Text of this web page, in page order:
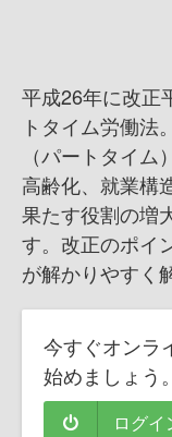
平成26年に改正
トタイム労働法
（パートタイ
高齢化、就業構
果たす役割の増
す。改正のポイ
が解かりやすく
今すぐオンラ
始めましょう。
ログイ